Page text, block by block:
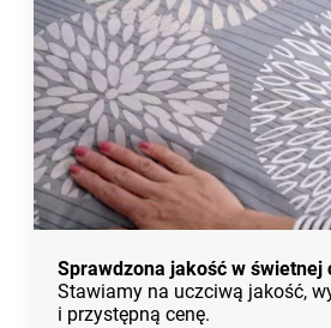
Sprawdzona jakość w świetnej
Stawiamy na uczciwą jakość,
i przystępną cenę.